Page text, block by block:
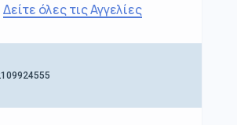
Δείτε όλες τις Αγγελίες